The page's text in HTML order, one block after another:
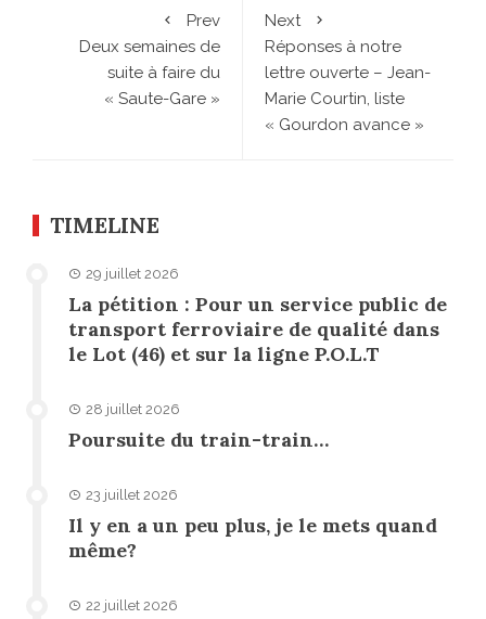
Prev
Deux semaines de
suite à faire du
« Saute-Gare »
Next
Réponses à notre
lettre ouverte – Jean-
Marie Courtin, liste
« Gourdon avance »
TIMELINE
29 juillet 2026
La pétition : Pour un service public de
transport ferroviaire de qualité dans
le Lot (46) et sur la ligne P.O.L.T
28 juillet 2026
Poursuite du train-train…
23 juillet 2026
Il y en a un peu plus, je le mets quand
même?
22 juillet 2026